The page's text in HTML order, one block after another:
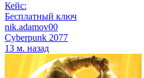
Кейс:
Бесплатный ключ
nik.adamov00
Cyberpunk 2077
13 м. назад